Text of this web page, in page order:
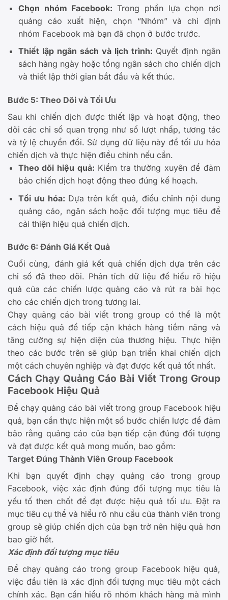
Chọn nhóm Facebook:Trong phần lựa chọn nơi
quảng cáo xuất hiện, chọn “Nhóm” và chỉ định
nhóm Facebook mà bạn đã chọn ở bước trước.
Thiết lập ngân sách và lịch trình: Quyết định ngân
sách hàng ngày hoặc tổng ngân sách cho chiến dịch
và thiết lập thời gian bắt đầu và kết thúc.
Bước 5: Theo Dõi và Tối Ưu
Sau khi chiến dịch được thiết lập và hoạt động, theo
dõi các chỉ số quan trọng như số lượt nhấp, tương tác
và tỷ lệ chuyển đổi. Sử dụng dữ liệu này để tối ưu hóa
chiến dịch và thực hiện điều chỉnh nếu cần.
Theo dõi hiệu quả: Kiểm tra thường xuyên để đảm
bảo chiến dịch hoạt động theo đúng kế hoạch.
Tối ưu hóa: Dựa trên kết quả, điều chỉnh nội dung
quảng cáo, ngân sách hoặc đối tượng mục tiêu để
cải thiện hiệu quả chiến dịch.
Bước 6: Đánh Giá Kết Quả
Cuối cùng, đánh giá kết quả chiến dịch dựa trên các
chỉ số đã theo dõi. Phân tích dữ liệu để hiểu rõ hiệu
quả của các chiến lược quảng cáo và rút ra bài học
cho các chiến dịch trong tương lai.
Chạy quảng cáo bài viết trong group có thể là một
cách hiệu quả để tiếp cận khách hàng tiềm năng và
tăng cường sự hiện diện của thương hiệu. Thực hiện
theo các bước trên sẽ giúp bạn triển khai chiến dịch
một cách chuyên nghiệp và đạt được kết quả tốt nhất.
Cách Chạy Quảng Cáo Bài Viết Trong Group
Facebook Hiệu Quả
Để chạy quảng cáo bài viết trong group Facebook hiệu
quả, bạn cần thực hiện một số bước chiến lược để đảm
bảo rằng quảng cáo của bạn tiếp cận đúng đối tượng
và đạt được kết quả mong muốn, bao gồm:
Target Đúng Thành Viên Group Facebook
Khi bạn quyết định chạy quảng cáo trong group
Facebook, việc xác định đúng đối tượng mục tiêu là
yếu tố then chốt để đạt được hiệu quả tối ưu. Đặt ra
mục tiêu cụ thể và hiểu rõ nhu cầu của thành viên trong
group sẽ giúp chiến dịch của bạn trở nên hiệu quả hơn
bao giờ hết.
Xác định đối tượng mục tiêu
Để chạy quảng cáo trong group Facebook hiệu quả,
việc đầu tiên là xác định đối tượng mục tiêu một cách
chính xác. Bạn cần hiểu rõ nhóm khách hàng mà mình